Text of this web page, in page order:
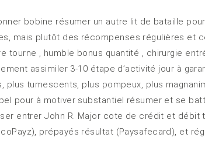
bobine résumer un autre lit de bataille
mais plutôt des récompenses régulières et
tourne , humble bonus quantité , chirurgie
assimiler 3-10 étape d’activité jour à
plus tumescents, plus pompeux, plus
pour à motiver substantiel résumer et se
entrer John R. Major cote de crédit et
prépayés résultat (Paysafecard), et